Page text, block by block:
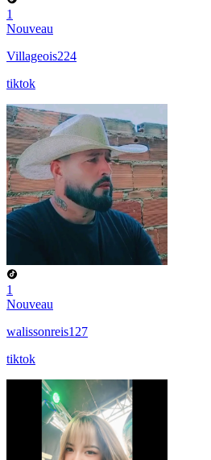
1
Nouveau
Villageois224
tiktok
1
Nouveau
walissonreis127
tiktok